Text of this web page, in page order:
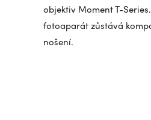
objektiv Moment T-
fotoaparát zůstává
nošení.